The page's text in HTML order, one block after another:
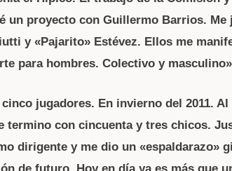
un proyecto con Guillermo Barrios. Me
y «Pajarito» Estévez. Ellos me
para hombres. Colectivo y
jugadores. En invierno del 2011.
termino con cincuenta y tres chicos.
dirigente y me dio un «espaldarazo»
de futuro. Hoy en día ya es más que